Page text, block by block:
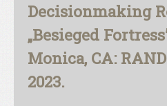
Decisionmaking
„Besieged
Monica, CA:
2023.